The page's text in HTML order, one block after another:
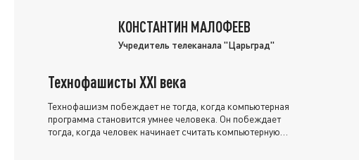
КОНСТАНТИН МАЛОФЕЕВ
Учредитель телеканала "Царьград"
Технофашисты XXI века
Технофашизм побеждает не тогда, когда компьютерная
программа становится умнее человека. Он побеждает
тогда, когда человек начинает считать компьютерную